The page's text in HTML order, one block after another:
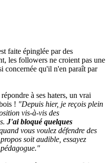
faite épinglée par des
les followers ne croient pas une
concernée qu'il n'en paraît par
à ses haters, un vrai
! "Depuis hier, je reçois plein
vis-à-vis des
J'ai bloqué quelques
vous voulez défendre des
soit audible, essayez